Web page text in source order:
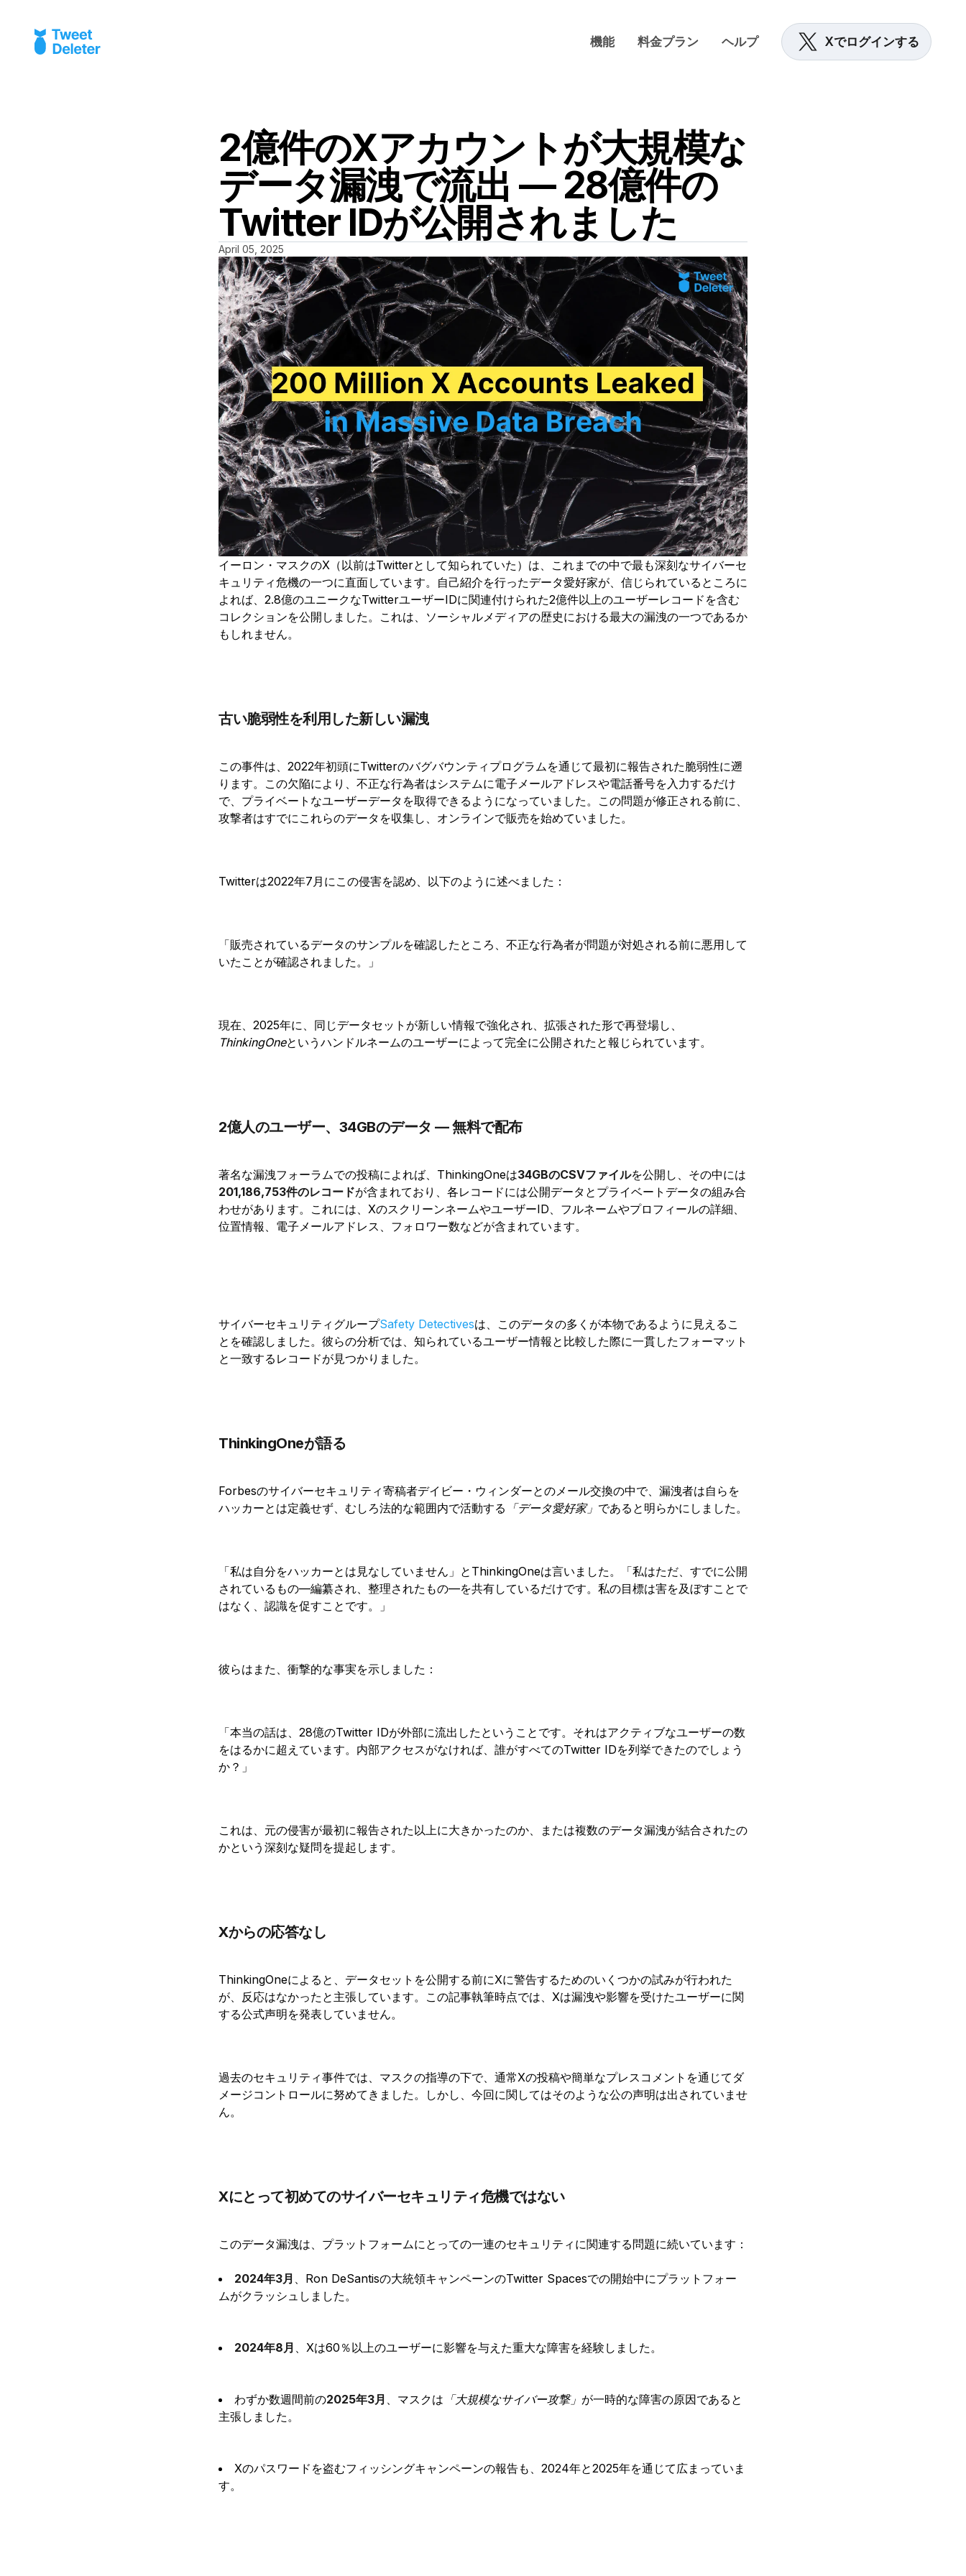
機能 料金プラン ヘルプ Xでログインする
2億件のXアカウントが大規模な
データ漏洩で流出 — 28億件の
Twitter IDが公開されました
April 05, 2025
イーロン・マスクのX（以前はTwitterとして知られていた）は、これまでの中で最も深刻なサイバーセ
キュリティ危機の一つに直面しています。自己紹介を行ったデータ愛好家が、信じられているところに
よれば、2.8億のユニークなTwitterユーザーIDに関連付けられた2億件以上のユーザーレコードを含む
コレクションを公開しました。これは、ソーシャルメディアの歴史における最大の漏洩の一つであるか
もしれません。
古い脆弱性を利用した新しい漏洩
この事件は、2022年初頭にTwitterのバグバウンティプログラムを通じて最初に報告された脆弱性に遡
ります。この欠陥により、不正な行為者はシステムに電子メールアドレスや電話番号を入力するだけ
で、プライベートなユーザーデータを取得できるようになっていました。この問題が修正される前に、
攻撃者はすでにこれらのデータを収集し、オンラインで販売を始めていました。
Twitterは2022年7月にこの侵害を認め、以下のように述べました：
「販売されているデータのサンプルを確認したところ、不正な行為者が問題が対処される前に悪用して
いたことが確認されました。」
現在、2025年に、同じデータセットが新しい情報で強化され、拡張された形で再登場し、
ThinkingOneというハンドルネームのユーザーによって完全に公開されたと報じられています。
2億人のユーザー、34GBのデータ — 無料で配布
著名な漏洩フォーラムでの投稿によれば、ThinkingOneは34GBのCSVファイルを公開し、その中には
201,186,753件のレコードが含まれており、各レコードには公開データとプライベートデータの組み合
わせがあります。これには、XのスクリーンネームやユーザーID、フルネームやプロフィールの詳細、
位置情報、電子メールアドレス、フォロワー数などが含まれています。
サイバーセキュリティグループSafety Detectivesは、このデータの多くが本物であるように見えるこ
とを確認しました。彼らの分析では、知られているユーザー情報と比較した際に一貫したフォーマット
と一致するレコードが見つかりました。
ThinkingOneが語る
Forbesのサイバーセキュリティ寄稿者デイビー・ウィンダーとのメール交換の中で、漏洩者は自らを
ハッカーとは定義せず、むしろ法的な範囲内で活動する 「データ愛好家」 であると明らかにしました。
「私は自分をハッカーとは見なしていません」とThinkingOneは言いました。「私はただ、すでに公開
されているもの—編纂され、整理されたもの—を共有しているだけです。私の目標は害を及ぼすことで
はなく、認識を促すことです。」
彼らはまた、衝撃的な事実を示しました：
「本当の話は、28億のTwitter IDが外部に流出したということです。それはアクティブなユーザーの数
をはるかに超えています。内部アクセスがなければ、誰がすべてのTwitter IDを列挙できたのでしょう
か？」
これは、元の侵害が最初に報告された以上に大きかったのか、または複数のデータ漏洩が結合されたの
かという深刻な疑問を提起します。
Xからの応答なし
ThinkingOneによると、データセットを公開する前にXに警告するためのいくつかの試みが行われた
が、反応はなかったと主張しています。この記事執筆時点では、Xは漏洩や影響を受けたユーザーに関
する公式声明を発表していません。
過去のセキュリティ事件では、マスクの指導の下で、通常Xの投稿や簡単なプレスコメントを通じてダ
メージコントロールに努めてきました。しかし、今回に関してはそのような公の声明は出されていませ
ん。
Xにとって初めてのサイバーセキュリティ危機ではない
このデータ漏洩は、プラットフォームにとっての一連のセキュリティに関連する問題に続いています：
2024年3月
、Ron DeSantisの大統領キャンペーンのTwitter Spacesでの開始中にプラットフォー
ムがクラッシュしました。
2024年8月 、Xは60％以上のユーザーに影響を与えた重大な障害を経験しました。
わずか数週間前の2025年3月 、マスクは 「大規模なサイバー攻撃」 が一時的な障害の原因であると
主張しました。
Xのパスワードを盗むフィッシングキャンペーンの報告も、2024年と2025年を通じて広まっていま
す。